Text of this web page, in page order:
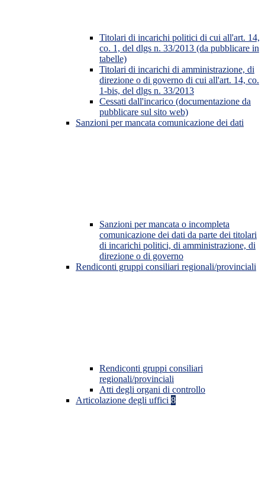
Titolari di incarichi politici di cui all'art. 14,
co. 1, del dlgs n. 33/2013 (da pubblicare in
tabelle)
Titolari di incarichi di amministrazione, di
direzione o di governo di cui all'art. 14, co.
1-bis, del dlgs n. 33/2013
Cessati dall'incarico (documentazione da
pubblicare sul sito web)
Sanzioni per mancata comunicazione dei dati
Sanzioni per mancata o incompleta
comunicazione dei dati da parte dei titolari
di incarichi politici, di amministrazione, di
direzione o di governo
Rendiconti gruppi consiliari regionali/provinciali
Rendiconti gruppi consiliari
regionali/provinciali
Atti degli organi di controllo
Articolazione degli uffici 8